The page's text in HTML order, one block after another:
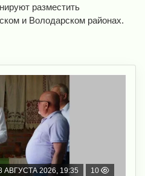
разместить
и Володарском районах.
АВГУСТА 2026, 19:35 10